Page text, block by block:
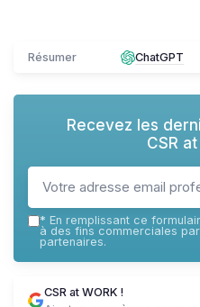
Résumer ChatGPT
Recevez les
CSR
* En remplissant ce
à des fins commerciales par
partenaires.
CSR at WORK !